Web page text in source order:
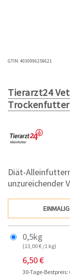
GTIN:4030996259621
Tierarzt24
Diät-
unzureichender
EINMALIG
0,5kg
(13,00 € /1 kg)
6,50 €
30-Tage-Bestpreis: